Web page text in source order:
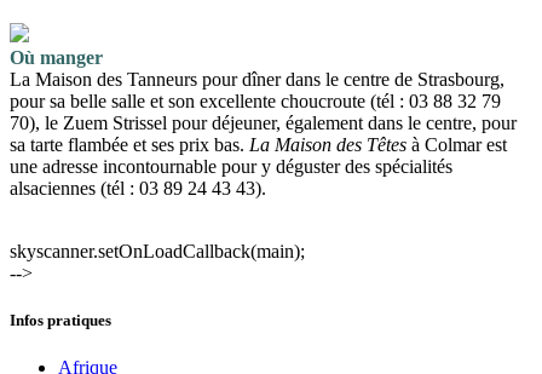
Où manger
La Maison des Tanneurs pour dîner dans le centre de Strasbourg,
pour sa belle salle et son excellente choucroute (tél : 03 88 32 79
70), le Zuem Strissel pour déjeuner, également dans le centre, pour
sa tarte flambée et ses prix bas. La Maison des Têtes à Colmar est
une adresse incontournable pour y déguster des spécialités
alsaciennes (tél : 03 89 24 43 43).
skyscanner.setOnLoadCallback(main);
-->
Infos pratiques
Afrique